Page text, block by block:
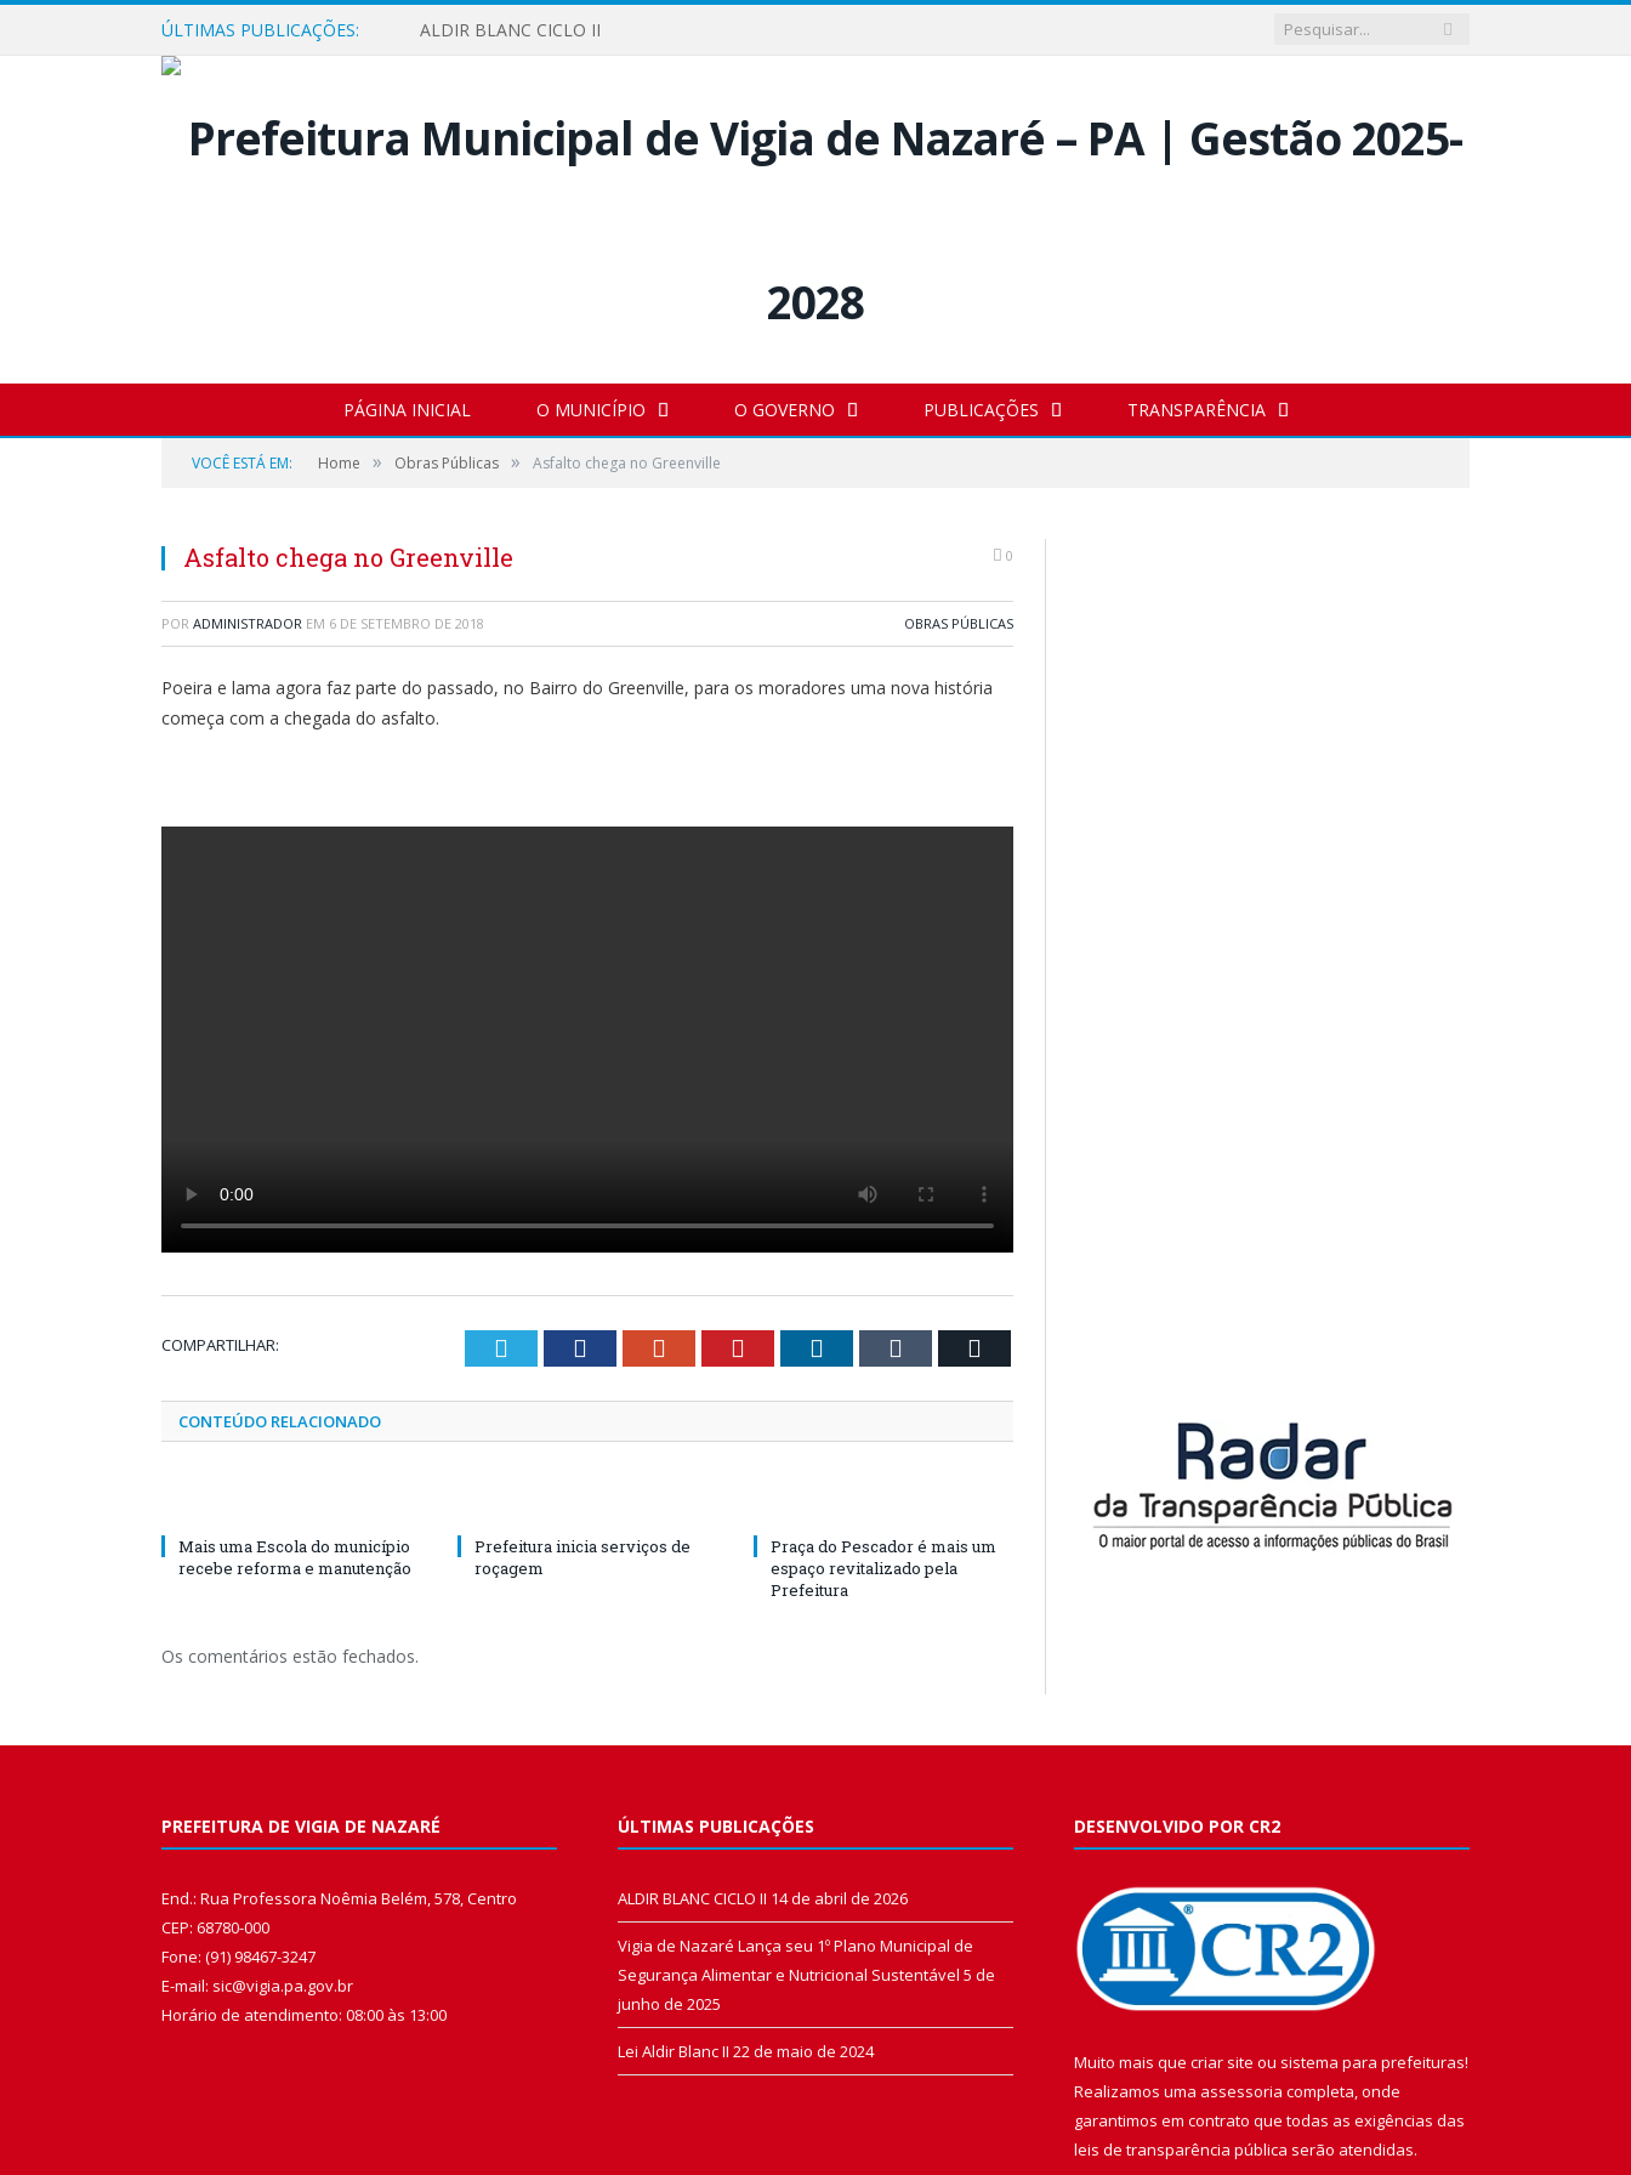
ÚLTIMAS PUBLICAÇÕES: ALDIR BLANC CICLO II
PÁGINA INICIAL O MUNICÍPIO O GOVERNO PUBLICAÇÕES TRANSPARÊNCIA
VOCÊ ESTÁ EM: Home » Obras Públicas » Asfalto chega no Greenville
Asfalto chega no Greenville 0
POR ADMINISTRADOR EM 6 DE SETEMBRO DE 2018 OBRAS PÚBLICAS
Poeira e lama agora faz parte do passado, no Bairro do Greenville, para os moradores uma nova história
começa com a chegada do asfalto.
COMPARTILHAR: Twitter Facebook Google+ Pinterest LinkedIn Tumblr
CONTEÚDO RELACIONADO
Mais uma Escola do município
recebe reforma e manutenção
Prefeitura inicia serviços de
roçagem
Praça do Pescador é mais um
espaço revitalizado pela
Prefeitura
Os comentários estão fechados.
PREFEITURA DE VIGIA DE NAZARÉ
End.: Rua Professora Noêmia Belém, 578, Centro
CEP: 68780-000
Fone: (91) 98467-3247
E-mail: sic@vigia.pa.gov.br
Horário de atendimento: 08:00 às 13:00
ÚLTIMAS PUBLICAÇÕES
ALDIR BLANC CICLO II 14 de abril de 2026
Vigia de Nazaré Lança seu 1º Plano Municipal de
Segurança Alimentar e Nutricional Sustentável 5 de
junho de 2025
Lei Aldir Blanc II 22 de maio de 2024
DESENVOLVIDO POR CR2
Muito mais que criar site ou sistema para prefeituras!
Realizamos uma assessoria completa, onde
garantimos em contrato que todas as exigências das
leis de transparência pública serão atendidas.